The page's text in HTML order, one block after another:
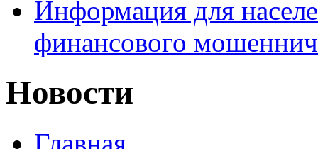
Информация для
финансового
Новости
Главная